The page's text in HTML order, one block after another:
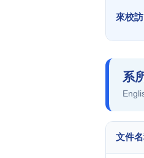
來校
系
文件